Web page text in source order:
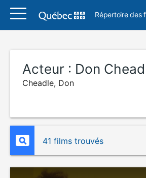
Répertoire des
Acteur : Don
Cheadle, Don
41 films trouvés